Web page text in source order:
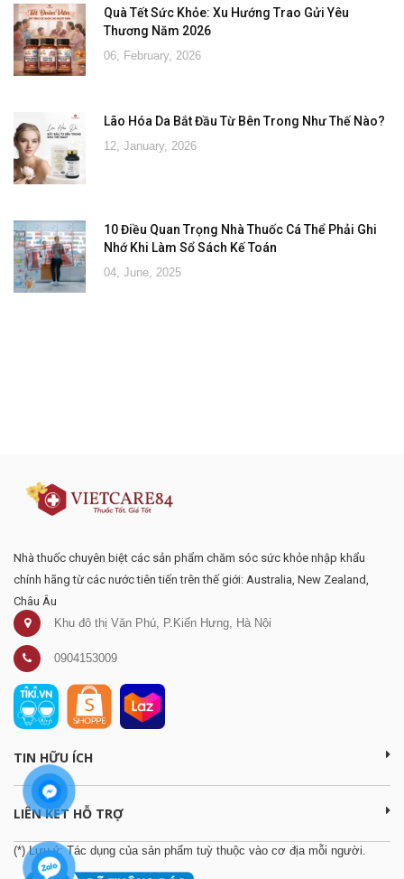
Quà Tết Sức Khỏe: Xu Hướng Trao Gửi Yêu
Thương Năm 2026
06, February, 2026
Lão Hóa Da Bắt Đầu Từ Bên Trong Như Thế Nào?
12, January, 2026
10 Điều Quan Trọng Nhà Thuốc Cá Thể Phải Ghi
Nhớ Khi Làm Sổ Sách Kế Toán
04, June, 2025
Nhà thuốc chuyên biệt các sản phẩm chăm sóc sức khỏe nhập khẩu
chính hãng từ các nước tiên tiến trên thế giới: Australia, New Zealand,
Châu Âu
Khu đô thị Văn Phú, P.Kiến Hưng, Hà Nội
0904153009
TIN HỮU ÍCH
LIÊN KẾT HỖ TRỢ
(*) Lưu ý: Tác dụng của sản phẩm tuỳ thuộc vào cơ địa mỗi người.